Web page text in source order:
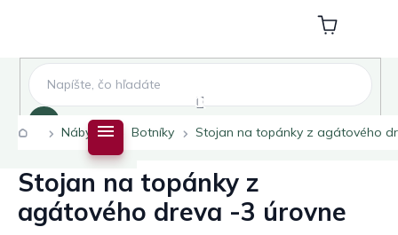
Nákupný
košík
Domov
Nábytok Botníky Stojan na topánky z agátového
Stojan na topánky z
agátového dreva -3 úrovne